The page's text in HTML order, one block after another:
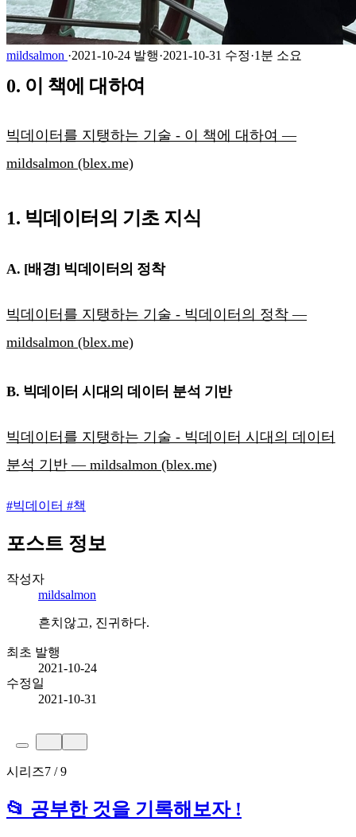
mildsalmon ·2021-10-24 발행·2021-10-31 수정·1분 소요
0. 이 책에 대하여
빅데이터를 지탱하는 기술 - 이 책에 대하여 —
mildsalmon (blex.me)
1. 빅데이터의 기초 지식
A. [배경] 빅데이터의 정착
빅데이터를 지탱하는 기술 - 빅데이터의 정착 —
mildsalmon (blex.me)
B. 빅데이터 시대의 데이터 분석 기반
빅데이터를 지탱하는 기술 - 빅데이터 시대의 데이터
분석 기반 — mildsalmon (blex.me)
#빅데이터 #책
포스트 정보
작성자
mildsalmon
흔치않고, 진귀하다.
최초 발행
2021-10-24
수정일
2021-10-31
시리즈7 / 9
📂 공부한 것을 기록해보자 !